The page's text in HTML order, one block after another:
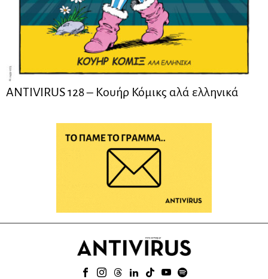
ANTIVIRUS 128 – Kουήρ Κόμικς αλά ελληνικά